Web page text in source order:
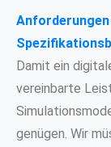
Damit ein
vereinbarte
genügen. Wir